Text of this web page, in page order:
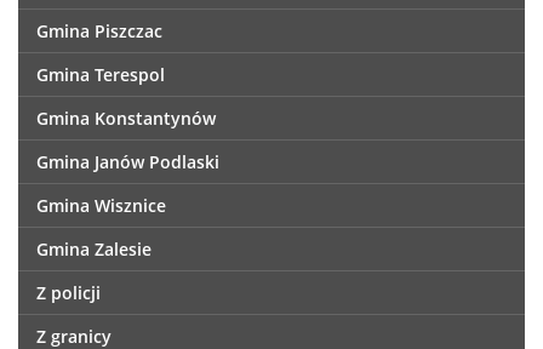
Gmina Piszczac
Gmina Terespol
Gmina Konstantynów
Gmina Janów Podlaski
Gmina Wisznice
Gmina Zalesie
Z policji
Z granicy